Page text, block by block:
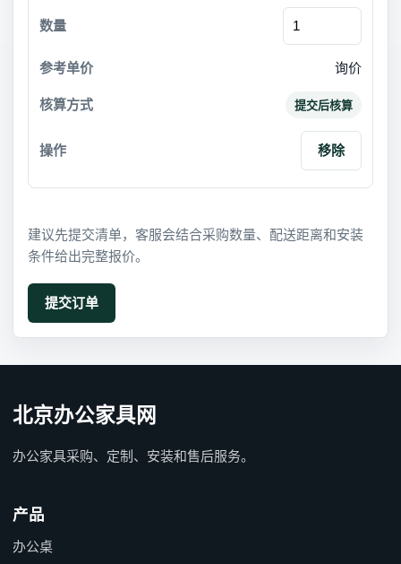
询价
提交后核算
移除
建议先提交清单，客服会结合采购数量、配送距离和安装
条件给出完整报价。
北京办公家具网
办公家具采购、定制、安装和售后服务。
产品
办公桌